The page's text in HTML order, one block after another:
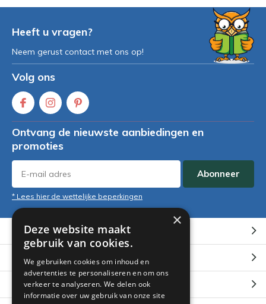
Heeft u vragen?
Neem gerust contact met ons op!
Volg ons
Ontvang de nieuwste aanbiedingen en
promoties
Abonneer
* Lees hier de wettelijke beperkingen
Klantenservice
Mijn account
Categorieën
×
Deze website maakt
gebruik van cookies.
We gebruiken cookies om inhoud en
advertenties te personaliseren en om ons
verkeer te analyseren. We delen ook
informatie over uw gebruik van onze site